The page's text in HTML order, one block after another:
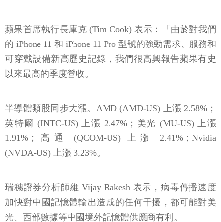
蘋果首席執行長庫克 (Tim Cook) 表示：「由於對我們
的 iPhone 11 和 iPhone 11 Pro 型號的強勁需求、服務和
可穿戴設備新高歷史記錄，我們很高興報告蘋果有史
以來最高的季度營收。
半導體類股同步大漲。AMD (AMD-US) 上漲 2.58%；
英特爾 (INTC-US) 上漲 2.47%；美光 (MU-US) 上漲
1.91%；高通 (QCOM-US) 上漲 2.41%；Nvidia
(NVDA-US) 上漲 3.23%。
瑞穗證券分析師維 Vijay Rakesh 表示，病毒傳播速度
加快對中國記憶體輸出造成的任何干擾，都可能對美
光、西部數據等中國境外記憶體供應商有利。